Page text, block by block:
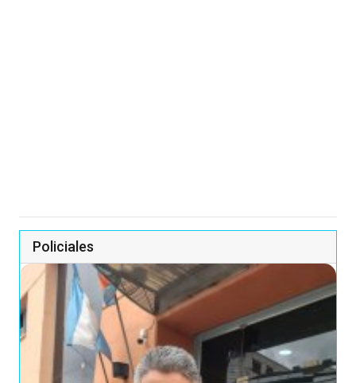
Policiales